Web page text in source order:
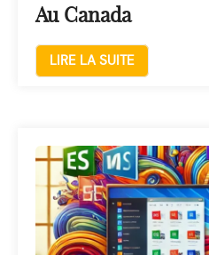
Au Canada
LIRE LA SUITE